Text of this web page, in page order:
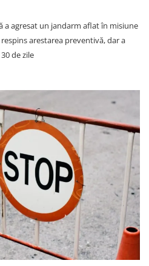
a agresat un jandarm aflat în misiune
arestarea preventivă, dar a
de zile